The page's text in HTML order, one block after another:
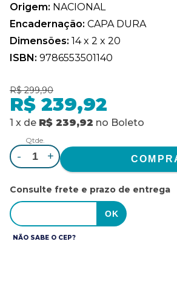
Origem: NACIONAL
Encadernação: CAPA DURA
Dimensões: 14 x 2 x 20
ISBN: 9786553501140
R$ 299,90
R$ 239,92
1 x de R$ 239,92 no Boleto
Qtde.
- +
Consulte frete e prazo de entrega
NÃO SABE O CEP?